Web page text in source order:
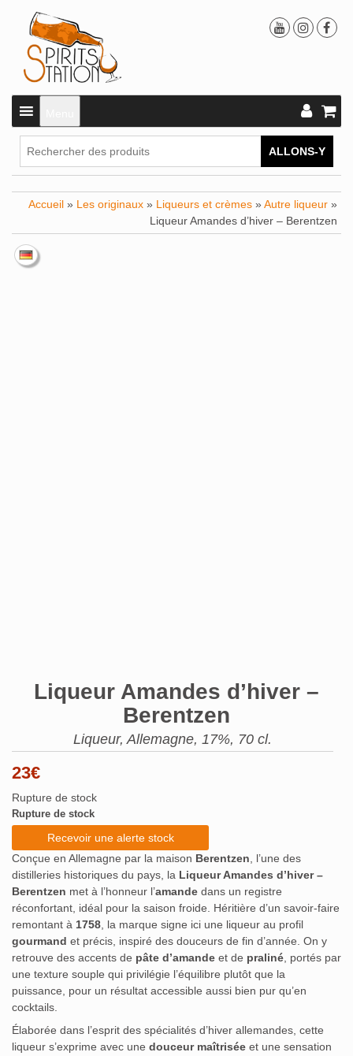
ALLONS-Y
Accueil » Les originaux » Liqueurs et crèmes »Autre liqueur »
Liqueur Amandes d’hiver – Berentzen
Liqueur Amandes d’hiver –
Berentzen
Liqueur, Allemagne, 17%, 70 cl.
23€
Rupture de stock
Rupture de stock
Recevoir une alerte stock
Conçue en Allemagne par la maison Berentzen , l’une des
distilleries historiques du pays, la Liqueur Amandes d’hiver –
Berentzen met à l’honneur l’amande dans un registre
réconfortant, idéal pour la saison froide. Héritière d’un savoir-faire
remontant à 1758 , la marque signe ici une liqueur au profil
gourmand et précis, inspiré des douceurs de fin d’année. On y
retrouve des accents de pâte d’amande et de praliné , portés par
une texture souple qui privilégie l’équilibre plutôt que la
puissance, pour un résultat accessible aussi bien pur qu’en
cocktails.
Élaborée dans l’esprit des spécialités d’hiver allemandes, cette
liqueur s’exprime avec une douceur maîtrisée et une sensation